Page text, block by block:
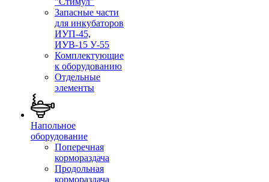
Запасные части
для инкубаторов
ИУП-45,
ИУВ-15 У-55
Комплектующие
к оборудованию
Отдельные
элементы
Напольное
оборудование
Поперечная
кормораздача
Продольная
кормораздача